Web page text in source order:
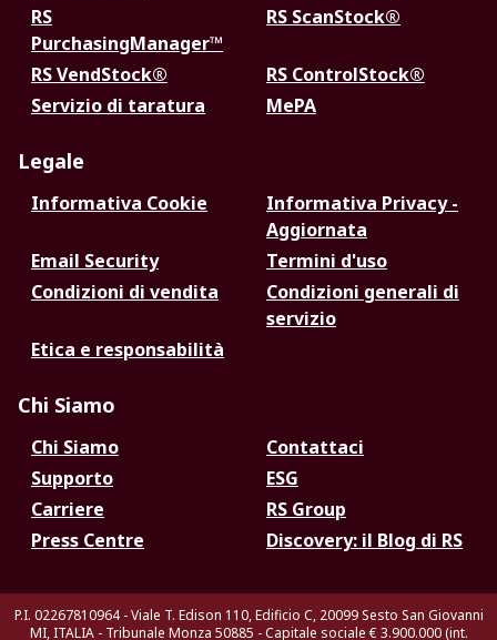
RS
PurchasingManager™
RS ScanStock®
RS VendStock®
RS ControlStock®
Servizio di taratura
MePA
Legale
Informativa Cookie
Informativa Privacy -
Aggiornata
Email Security
Termini d'uso
Condizioni di vendita
Condizioni generali di
servizio
Etica e responsabilità
Chi Siamo
Chi Siamo
Contattaci
Supporto
ESG
Carriere
RS Group
Press Centre
Discovery: il Blog di RS
P.I. 02267810964 - Viale T. Edison 110, Edificio C, 20099 Sesto San Giovanni
MI, ITALIA - Tribunale Monza 50885 - Capitale sociale € 3.900.000 (int.